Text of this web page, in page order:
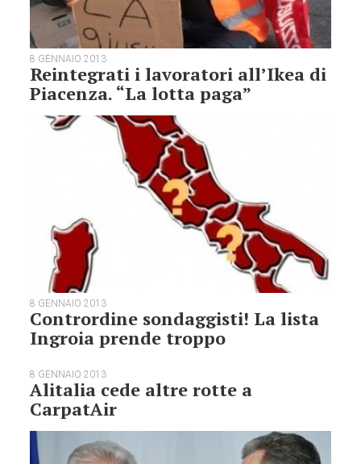
8 GENNAIO 2013
Reintegrati i lavoratori all’Ikea di
Piacenza. “La lotta paga”
8 GENNAIO 2013
Contrordine sondaggisti! La lista
Ingroia prende troppo
8 GENNAIO 2013
Alitalia cede altre rotte a
CarpatAir